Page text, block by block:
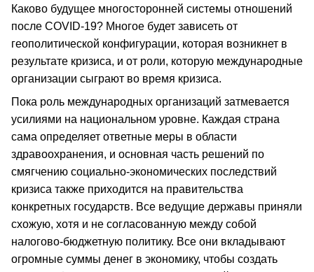
Каково будущее многосторонней системы отношений
после COVID-19? Многое будет зависеть от
геополитической конфигурации, которая возникнет в
результате кризиса, и от роли, которую международные
организации сыграют во время кризиса.
Пока роль международных организаций затмевается
усилиями на национальном уровне. Каждая страна
сама определяет ответные меры в области
здравоохранения, и основная часть решений по
смягчению социально-экономических последствий
кризиса также приходится на правительства
конкретных государств. Все ведущие державы приняли
схожую, хотя и не согласованную между собой
налогово-бюджетную политику. Все они вкладывают
огромные суммы денег в экономику, чтобы создать